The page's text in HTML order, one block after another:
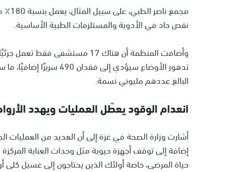
نقص حاد في الأدوية والمستلزمات الطبية الأساسية.
البالغ عددهم مليوني نسمة.
انعدام الوقود يعطّل العمليات ويهدد
أشارت وزارة الصحة في غزة إلى أن العديد من العمليات
إضافة إلى توقف أجهزة حيوية مثل وحدات العناية
حياة المرضى، خاصة أولئك الذين يحتاجون إلى غسيل كلى